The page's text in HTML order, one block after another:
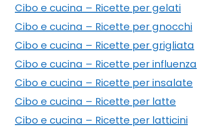
Cibo e cucina – Ricette per gelati
Cibo e cucina – Ricette per gnocchi
Cibo e cucina – Ricette per grigliata
Cibo e cucina – Ricette per influenza
Cibo e cucina – Ricette per insalate
Cibo e cucina – Ricette per latte
Cibo e cucina – Ricette per latticini